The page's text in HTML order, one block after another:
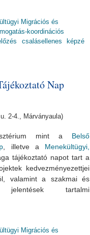
Migrációs és
koordinációs
csalásellenes
képzé
Nap
2-4., Márványaula)
mint a Belső
, illetve a Menekültügyi,
tájékoztató napot tart a
kedvezményezettjei
valamint a szakmai és
tartalmi
Migrációs és